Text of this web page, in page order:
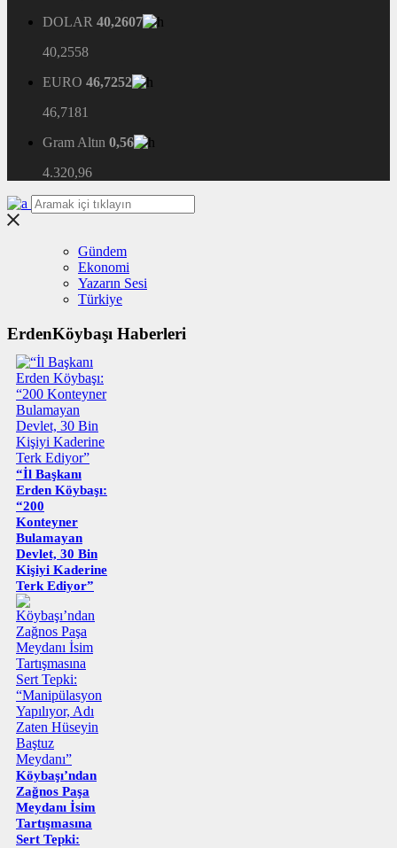
DOLAR 40,2607
40,2558
EURO 46,7252
46,7181
Gram Altın 0,56
4.320,96
Gündem
Ekonomi
Yazarın Sesi
Türkiye
ErdenKöybaşı Haberleri
“İl Başkanı
Erden Köybaşı:
“200
Konteyner
Bulamayan
Devlet, 30 Bin
Kişiyi Kaderine
Terk Ediyor”
Köybaşı’ndan
Zağnos Paşa
Meydanı İsim
Tartışmasına
Sert Tepki: